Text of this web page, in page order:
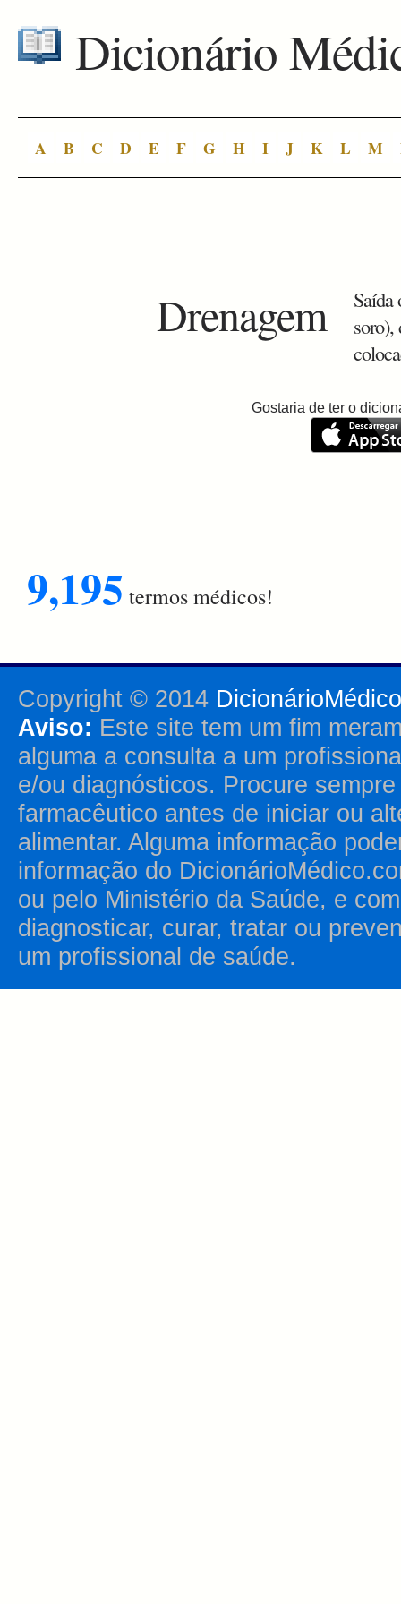
Dicionário
A B C D E F G H I J K L M
Drenagem
Saída
soro),
Gostaria de ter o
9,195 termos médicos!
Copyright © 2014
Aviso: Este site tem um fim
alguma a consulta a um
e/ou diagnósticos. Procure
farmacêutico antes de iniciar ou
alimentar. Alguma informação
informação do
ou pelo Ministério da Saúde, e
diagnosticar, curar, tratar ou
um profissional de saúde.